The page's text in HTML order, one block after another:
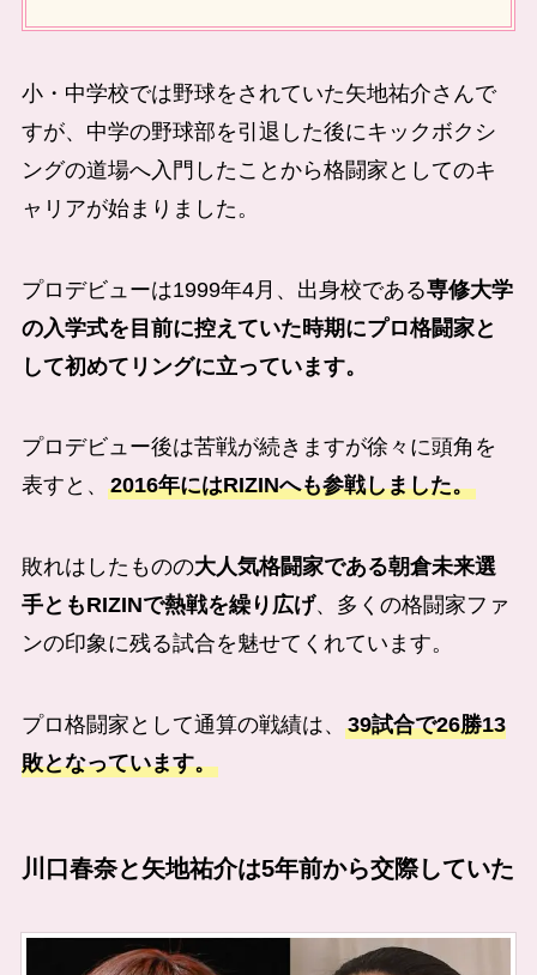
小・中学校では野球をされていた矢地祐介さんで
すが、中学の野球部を引退した後にキックボクシ
ングの道場へ入門したことから格闘家としてのキ
ャリアが始まりました。
プロデビューは1999年4月、出身校である専修大学
の入学式を目前に控えていた時期にプロ格闘家と
して初めてリングに立っています。
プロデビュー後は苦戦が続きますが徐々に頭角を
表すと、 2016年にはRIZINへも参戦しました。
敗れはしたものの大人気格闘家である朝倉未来選
手ともRIZINで熱戦を繰り広げ、多くの格闘家ファ
ンの印象に残る試合を魅せてくれています。
プロ格闘家として通算の戦績は、 39試合で26勝13
敗となっています。
川口春奈と矢地祐介は5年前から交際していた